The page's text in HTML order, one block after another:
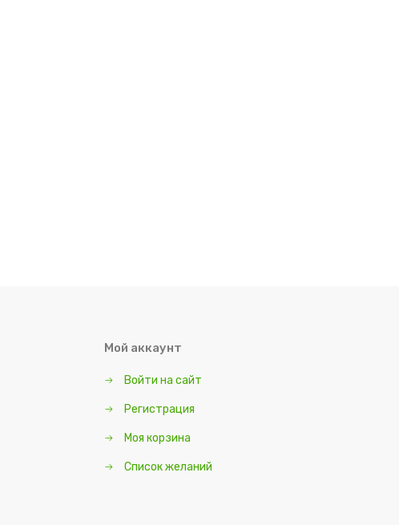
Мой аккаунт
Войти на сайт
Регистрация
Моя корзина
Список желаний